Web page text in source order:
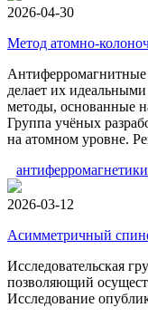
2026-04-30
Метод атомно-
делает их
методы, основанные
Группа учёных
на атомном уровне.
антиферромагнетики
2026-03-12
Асимметричный
Исследовательская
позволяющий
Исследование